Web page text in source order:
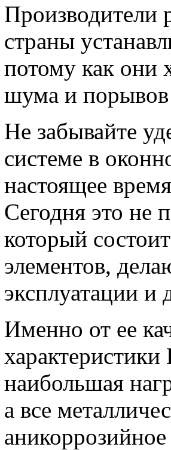
Производители
страны
потому как они
шума и порывов
Не забывайте
системе в
настоящее
Сегодня это не
который
элементов,
эксплуатации и
Именно от ее
наибольшая
а все